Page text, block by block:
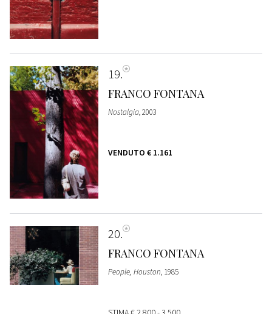
19
FRANCO FONTANA
Nostalgia, 2003
VENDUTO € 1.161
20
FRANCO FONTANA
People, Houston, 1985